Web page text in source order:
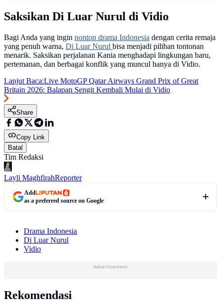
Saksikan Di Luar Nurul di Vidio
Bagi Anda yang ingin nonton drama Indonesia dengan cerita remaja
yang penuh warna, Di Luar Nurul bisa menjadi pilihan tontonan
menarik. Saksikan perjalanan Kania menghadapi lingkungan baru,
pertemanan, dan berbagai konflik yang muncul hanya di Vidio.
Lanjut Baca:Live MotoGP Qatar Airways Grand Prix of Great
Britain 2026: Balapan Sengit Kembali Mulai di Vidio
Share
Copy Link
Batal
Tim Redaksi
Layli MaghfirahReporter
Add
as a preferred source on Google
Drama Indonesia
Di Luar Nurul
Vidio
Advertisement
Rekomendasi